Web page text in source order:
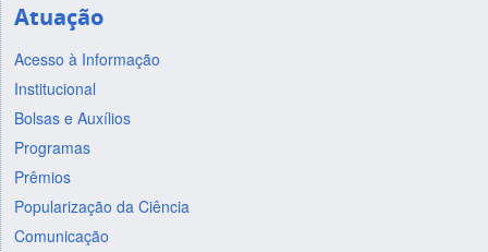
Atuação
Acesso à Informação
Institucional
Bolsas e Auxílios
Programas
Prêmios
Popularização da Ciência
Comunicação